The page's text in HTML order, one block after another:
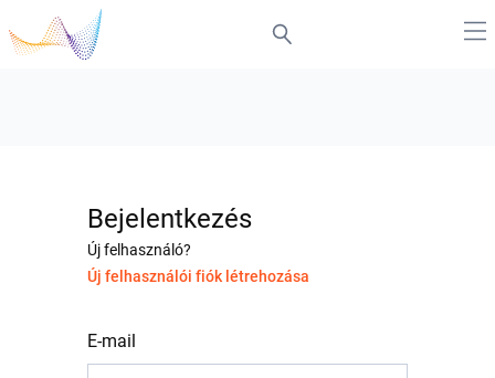
Bejelentkezés
Új felhasználó?
Új felhasználói fiók létrehozása
E-mail